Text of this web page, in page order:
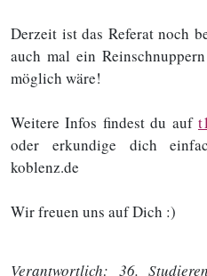
Derzeit ist das Referat noch
auch mal ein
möglich wäre!
Weitere Infos findest du auf
oder erkundige dich
koblenz.de
Wir freuen uns auf Dich :)
Verantwortlich: 36.